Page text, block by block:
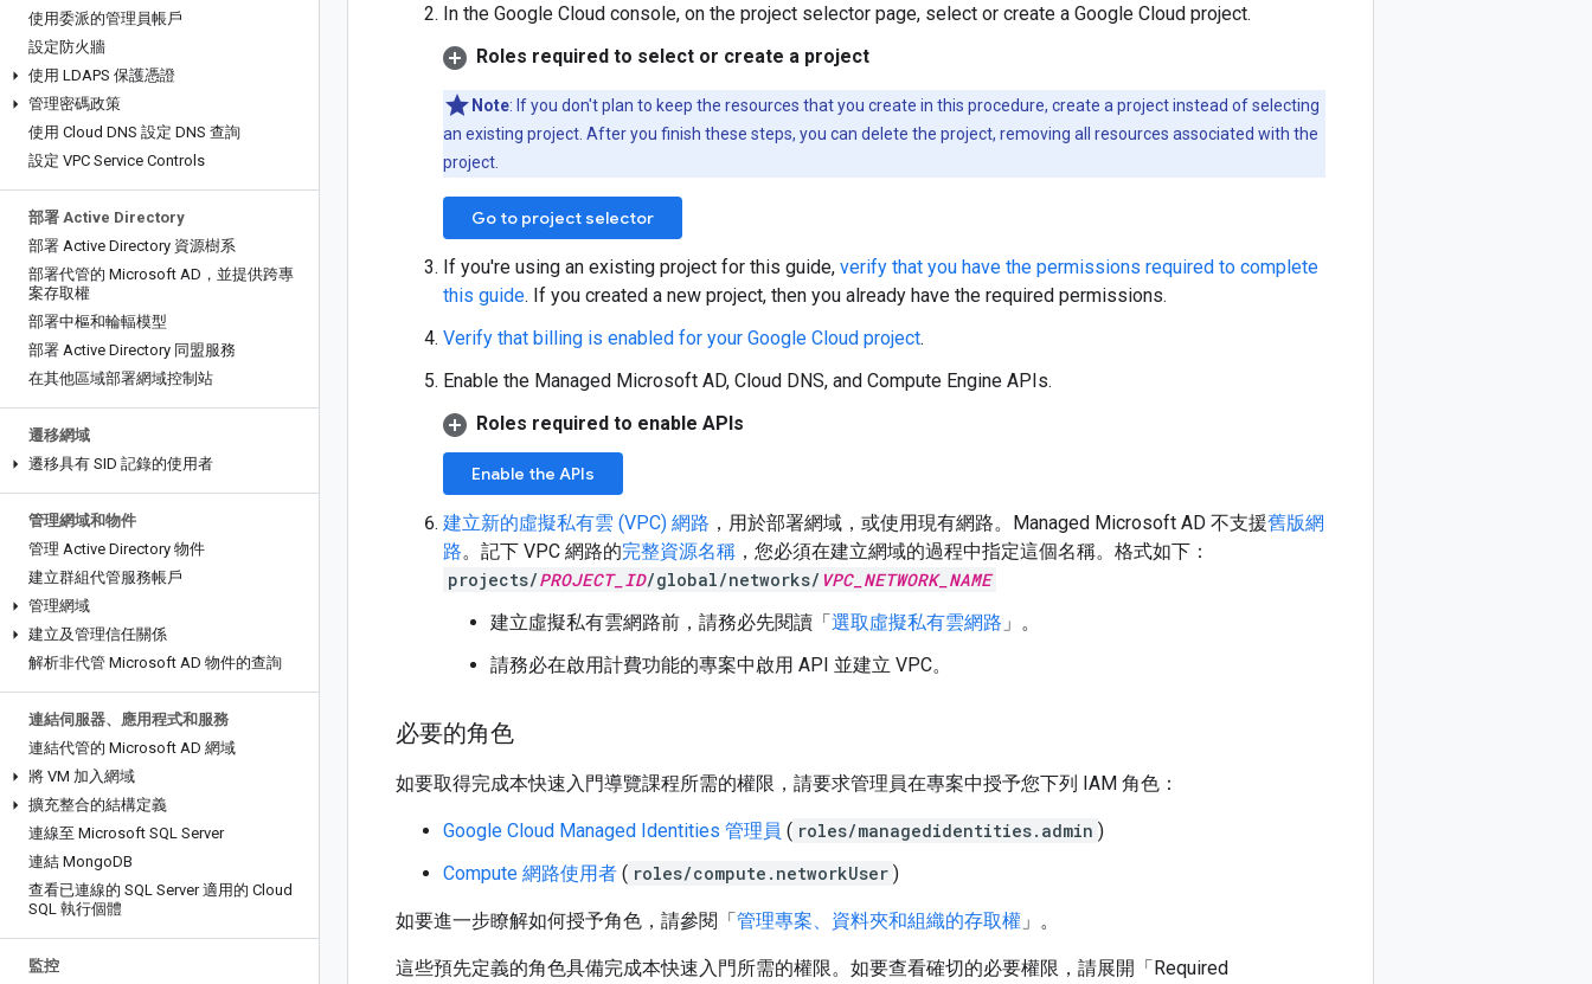
使用委派的管理員帳戶
設定防火牆
使用 LDAPS 保護憑證
管理密碼政策
使用 Cloud DNS 設定 DNS 查詢
設定 VPC Service Controls
部署 Active Directory
部署 Active Directory 資源樹系
部署代管的 Microsoft AD，並提供跨專
案存取權
部署中樞和輪輻模型
部署 Active Directory 同盟服務
在其他區域部署網域控制站
遷移網域
遷移具有 SID 記錄的使用者
管理網域和物件
管理 Active Directory 物件
建立群組代管服務帳戶
管理網域
建立及管理信任關係
解析非代管 Microsoft AD 物件的查詢
連結伺服器、應用程式和服務
連結代管的 Microsoft AD 網域
將 VM 加入網域
擴充整合的結構定義
連線至 Microsoft SQL Server
連結 MongoDB
查看已連線的 SQL Server 適用的 Cloud
SQL 執行個體
監控
In the Google Cloud console, on the project selector page, select or create a Google Cloud project.
Roles required to select or create a project
Note: If you don't plan to keep the resources that you create in this procedure, create a project instead of selecting
an existing project. After you finish these steps, you can delete the project, removing all resources associated with the
project.
Go to project selector
If you're using an existing project for this guide, verify that you have the permissions required to complete
this guide. If you created a new project, then you already have the required permissions.
Verify that billing is enabled for your Google Cloud project.
Enable the Managed Microsoft AD, Cloud DNS, and Compute Engine APIs.
Roles required to enable APIs
Enable the APIs
建立新的虛擬私有雲 (VPC) 網路 ，用於部署網域，或使用現有網路。Managed Microsoft AD 不支援舊版網
路。記下 VPC 網路的完整資源名稱 ，您必須在建立網域的過程中指定這個名稱。格式如下：
projects/PROJECT_ID/global/networks/ VPC_NETWORK_NAME
建立虛擬私有雲網路前，請務必先閱讀「選取虛擬私有雲網路 」。
請務必在啟用計費功能的專案中啟用 API 並建立 VPC。
必要的角色
如要取得完成本快速入門導覽課程所需的權限，請要求管理員在專案中授予您下列 IAM 角色：
Google Cloud Managed Identities 管理員 ( roles/managedidentities.admin )
Compute 網路使用者 ( roles/compute.networkUser )
如要進一步瞭解如何授予角色，請參閱「管理專案、資料夾和組織的存取權 」。
這些預先定義的角色具備完成本快速入門所需的權限。如要查看確切的必要權限，請展開「Required